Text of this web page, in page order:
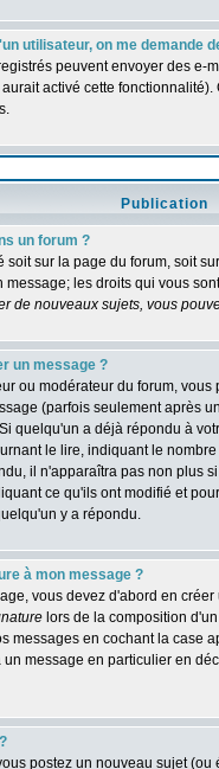
utilisateur, on me demande
peuvent envoyer des e-
activé cette
Publication
un forum ?
sur la page du forum, soit
les droits qui vous
de nouveaux sujets, vous
un message ?
ou modérateur du forum,
(parfois seulement après
quelqu'un a déjà répondu à
le lire, indiquant le
il n'apparaîtra pas non plus
ce qu'ils ont modifié et
y a répondu.
à mon message ?
vous devez d'abord en
lors de la composition
messages en cochant la case
message en particulier en
postez un nouveau sujet